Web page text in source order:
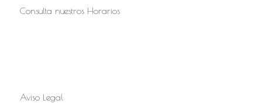
Consulta nuestros Horarios
Aviso Legal